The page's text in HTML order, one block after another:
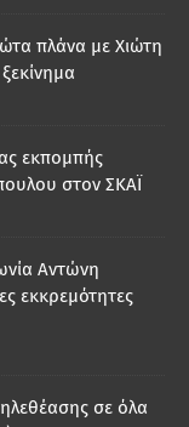
πλάνα με Χιώτη
εκπομπής
στον ΣΚΑΪ
Αντώνη
εκκρεμότητες
σε όλα